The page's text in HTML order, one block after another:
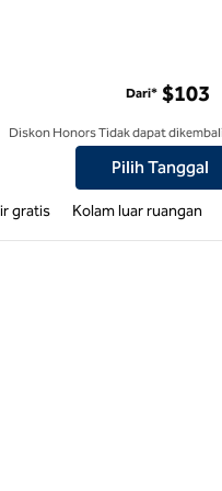
Inn Kernersville
Dari* $103
Diskon Honors Tidak dapat
Pilih Tanggal
gratis Kolam luar ruangan